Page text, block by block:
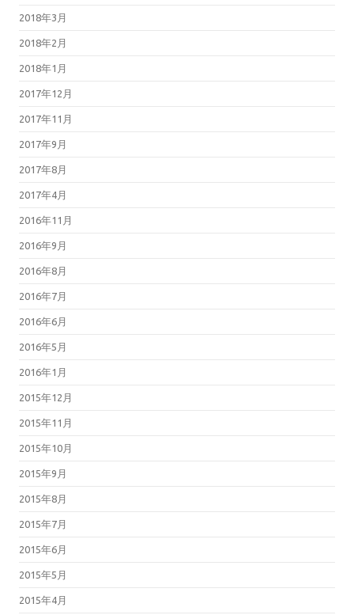
2018年3月
2018年2月
2018年1月
2017年12月
2017年11月
2017年9月
2017年8月
2017年4月
2016年11月
2016年9月
2016年8月
2016年7月
2016年6月
2016年5月
2016年1月
2015年12月
2015年11月
2015年10月
2015年9月
2015年8月
2015年7月
2015年6月
2015年5月
2015年4月